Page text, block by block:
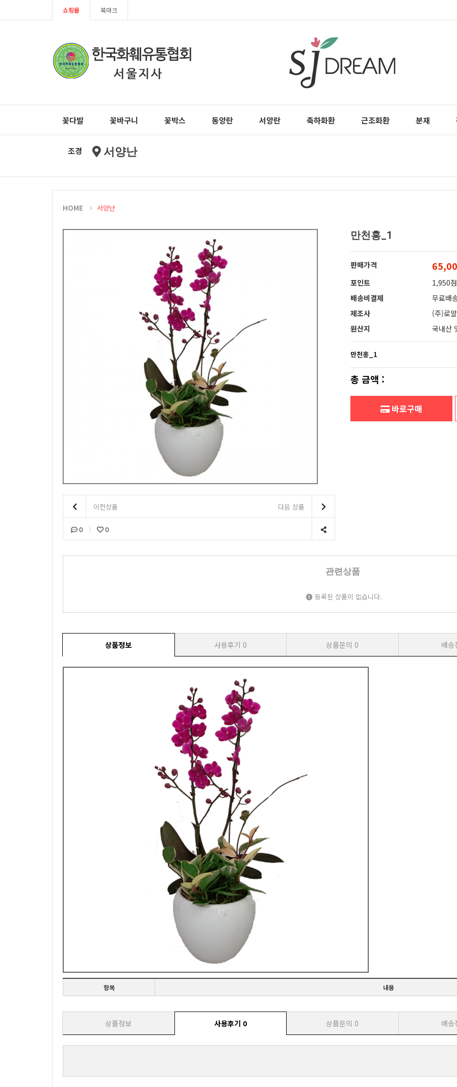
쇼핑몰 북마크
꽃다발 꽃바구니 꽃박스 동양란 서양란 축하화환 근조화환 분재
조경 서양난
HOME 서양난
이전상품 다음 상품
0 0
만천홍_1
판매가격
포인트
1,950점
배송비결제
무료배
제조사
(주)로
원산지
국내산
만천홍_1
총 금액 :
바로구매
관련상품
등록된 상품이 없습니다.
상품정보 사용후기 0 상품문의 0 배송
항목 내용
상품정보 사용후기 0 상품문의 0 배송